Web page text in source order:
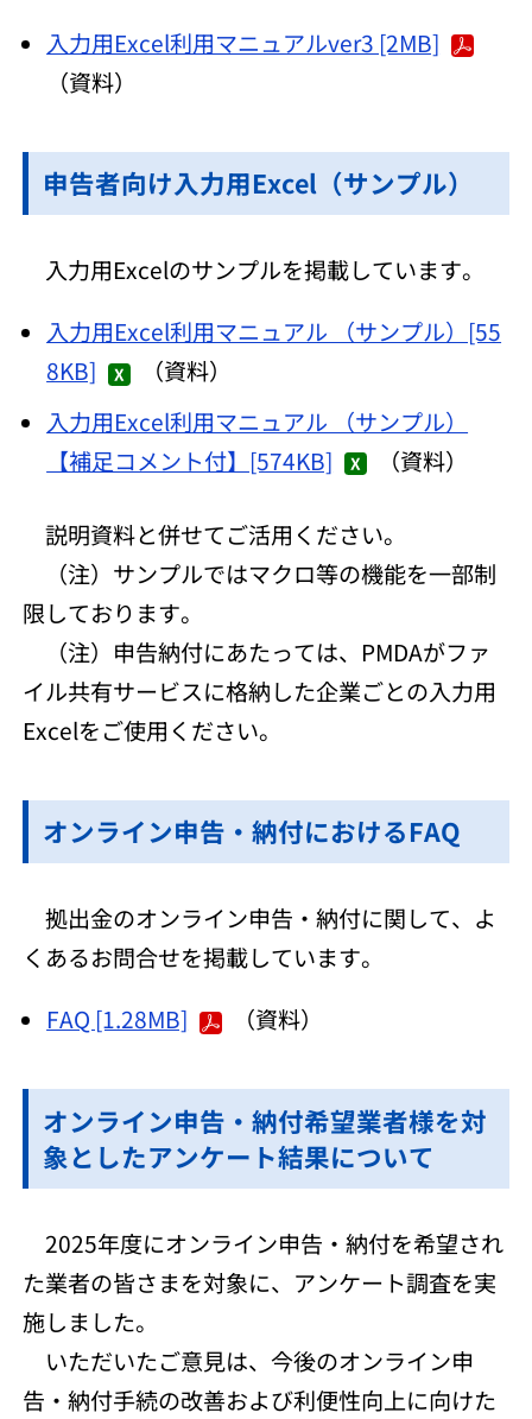
入力用Excel利用マニュアルver3 [2MB]
（資料）
申告者向け入力用Excel（サンプル）
入力用Excelのサンプルを掲載しています。
入力用Excel利用マニュアル （サンプル）[55
8KB]
（資料）
入力用Excel利用マニュアル （サンプル）
【補足コメント付】[574KB]
（資料）
説明資料と併せてご活用ください。
（注）サンプルではマクロ等の機能を一部制
限しております。
（注）申告納付にあたっては、PMDAがファ
イル共有サービスに格納した企業ごとの入力用
Excelをご使用ください。
オンライン申告・納付におけるFAQ
拠出金のオンライン申告・納付に関して、よ
くあるお問合せを掲載しています。
FAQ [1.28MB]
（資料）​
オンライン申告・納付希望業者様を対
象としたアンケート結果について
2025年度にオンライン申告・納付を希望され
た業者の皆さまを対象に、アンケート調査を実
施しました。
いただいたご意見は、今後のオンライン申
告・納付手続の改善および利便性向上に向けた